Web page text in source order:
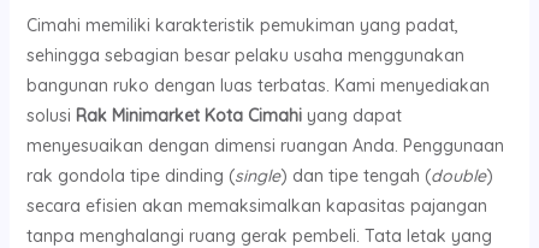
Cimahi memiliki karakteristik pemukiman yang padat,
sehingga sebagian besar pelaku usaha menggunakan
bangunan ruko dengan luas terbatas. Kami menyediakan
solusi Rak Minimarket Kota Cimahiyang dapat
menyesuaikan dengan dimensi ruangan Anda. Penggunaan
rak gondola tipe dinding (single) dan tipe tengah (double)
secara efisien akan memaksimalkan kapasitas pajangan
tanpa menghalangi ruang gerak pembeli. Tata letak yang